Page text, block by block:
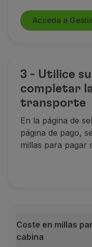
El crédito de
Si observa que
La oferta es
Válido
La oferta de
El crédito de
Si verifica que
Acceda a
3 - Utilice
completar
transporte
En la página de
página de pago,
millas para pagar
Coste en millas
cabina